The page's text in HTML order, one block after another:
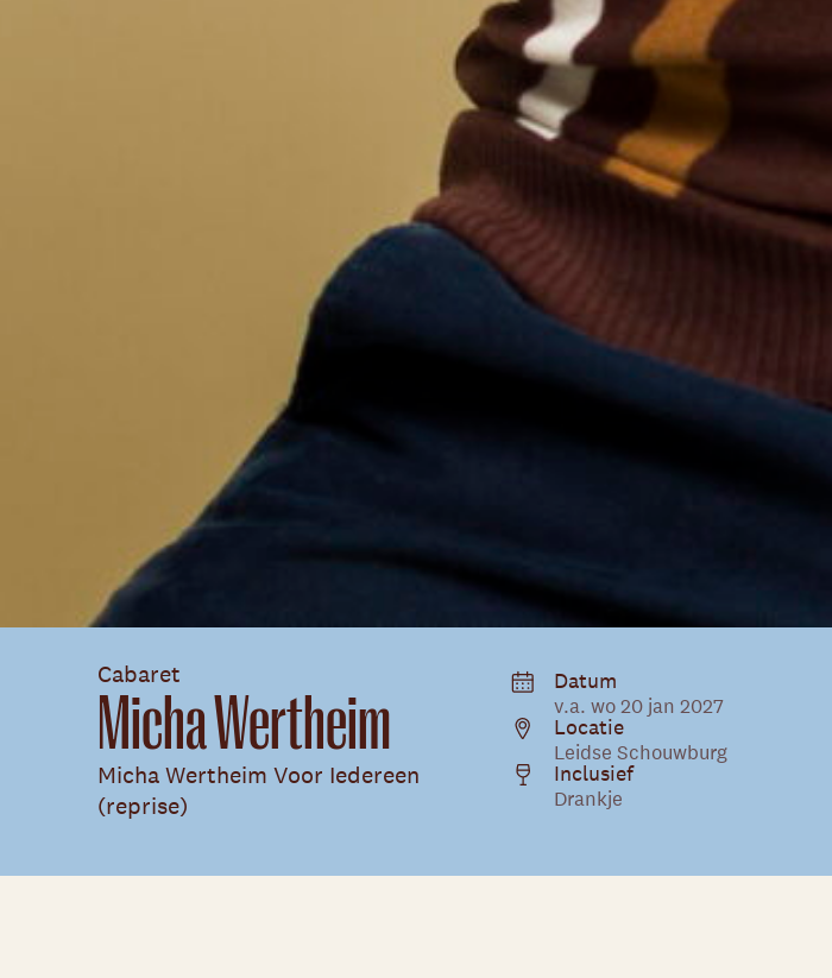
Cabaret
Micha Wertheim
Micha Wertheim Voor Iedereen
(reprise)
Datum
v.a. wo 20 jan 2027
Locatie
Leidse Schouwburg
Inclusief
Drankje